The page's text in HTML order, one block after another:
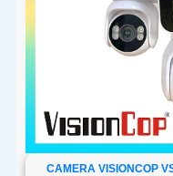
CAMERA VISIONCOP